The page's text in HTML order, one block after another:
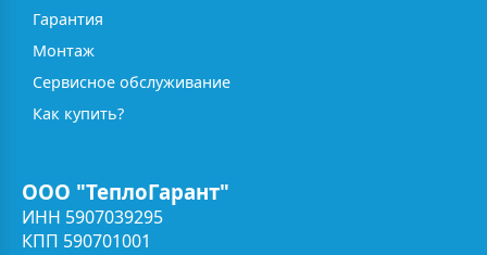
Гарантия
Монтаж
Сервисное обслуживание
Как купить?
ООО "ТеплоГарант"
ИНН 5907039295
КПП 590701001